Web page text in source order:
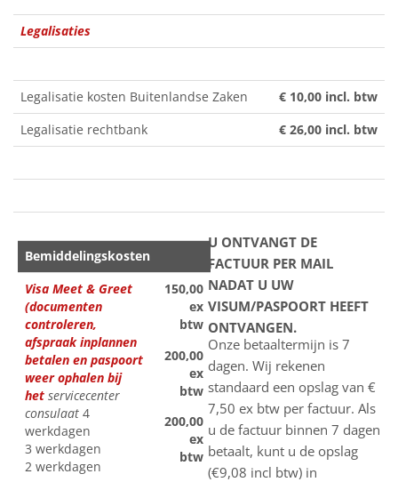
Legalisaties
Legalisatie kosten Buitenlandse Zaken
€ 10,00 incl. btw
Legalisatie rechtbank
€ 26,00 incl. btw
Bemiddelingskosten
Visa Meet & Greet
(documenten
controleren,
afspraak inplannen
betalen en paspoort
weer ophalen bij
het servicecenter
consulaat 4
werkdagen
3 werkdagen
2 werkdagen
150,00
ex
btw
200,00
ex
btw
200,00
ex
btw
U ONTVANGT DE
FACTUUR PER MAIL
NADAT U UW
VISUM/PASPOORT HEEFT
ONTVANGEN.
Onze betaaltermijn is 7
dagen. Wij rekenen
standaard een opslag van €
7,50 ex btw per factuur. Als
u de factuur binnen 7 dagen
betaalt, kunt u de opslag
(€9,08 incl btw) in